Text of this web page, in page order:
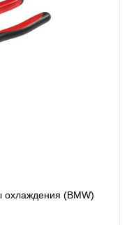
охлаждения (BMW)